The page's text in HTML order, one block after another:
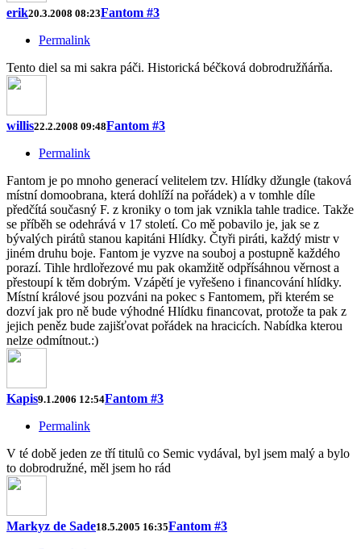
erik20.3.2008 08:23Fantom #3
Permalink
Tento diel sa mi sakra páči. Historická béčková dobrodružňárňa.
willis22.2.2008 09:48Fantom #3
Permalink
Fantom je po mnoho generací velitelem tzv. Hlídky džungle (taková
místní domoobrana, která dohlíží na pořádek) a v tomhle díle
předčítá současný F. z kroniky o tom jak vznikla tahle tradice. Takže
se příběh se odehrává v 17 století. Co mě pobavilo je, jak se z
bývalých pirátů stanou kapitáni Hlídky. Čtyři piráti, každý mistr v
jiném druhu boje. Fantom je vyzve na souboj a postupně každého
porazí. Tihle hrdlořezové mu pak okamžitě odpřísáhnou věrnost a
přestoupí k těm dobrým. Vzápětí je vyřešeno i financování hlídky.
Místní králové jsou pozváni na pokec s Fantomem, při kterém se
dozví jak pro ně bude výhodné Hlídku financovat, protože ta pak z
jejich peněz bude zajišťovat pořádek na hracicích. Nabídka kterou
nelze odmítnout.:)
Kapis9.1.2006 12:54Fantom #3
Permalink
V té době jeden ze tří titulů co Semic vydával, byl jsem malý a bylo
to dobrodružné, měl jsem ho rád
Markyz de Sade18.5.2005 16:35Fantom #3